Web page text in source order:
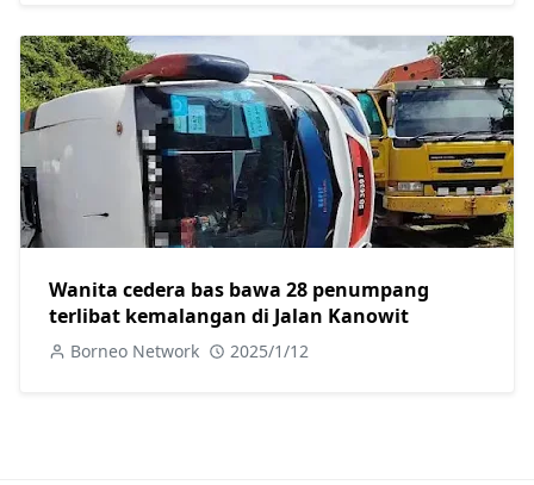
Wanita cedera bas bawa 28 penumpang
terlibat kemalangan di Jalan Kanowit
Borneo Network 2025/1/12